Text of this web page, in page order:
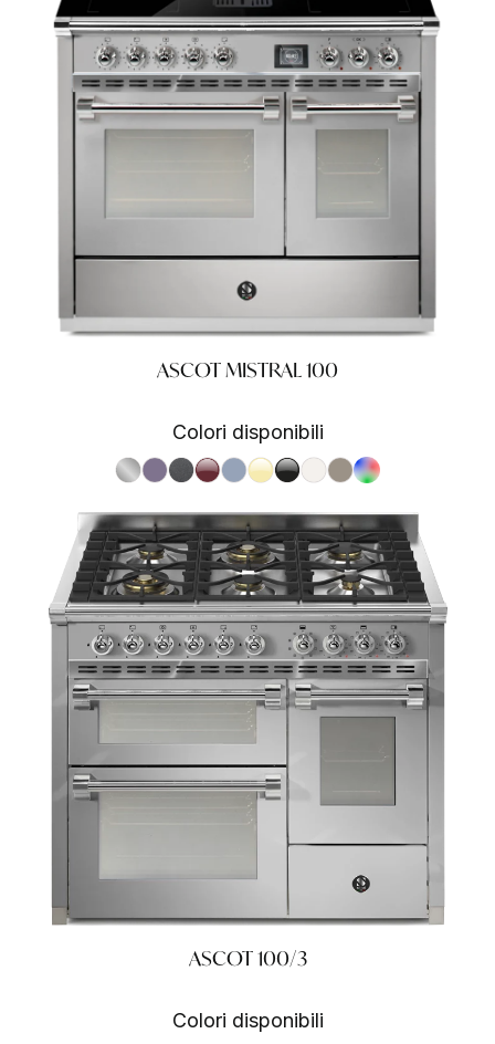
ASCOT MISTRAL 100
Colori disponibili
S.Steel SS
Ametista AA
Antracite AN
Bordeaux BR
Celeste CE
Crema CR
Nero BA
Nuvola NA
Sabbia SA
RAL
ASCOT 100/3
Colori disponibili